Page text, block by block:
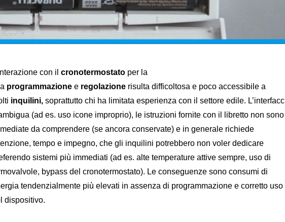
con il cronotermostatoper la
programmazionee regolazionerisulta difficoltosa e poco accessibile a
inquilini, soprattutto chi ha limitata esperienza con il settore edile.
(ad es. uso icone improprio), le istruzioni fornite con il libretto non sono
da comprendere (se ancora conservate) e in generale richiede
tempo e impegno, che gli inquilini potrebbero non voler dedicare
sistemi più immediati (ad es. alte temperature attive sempre, uso di
bypass del cronotermostato). Le conseguenze sono consumi di
tendenzialmente più elevati in assenza di programmazione e corretto uso
dispositivo.